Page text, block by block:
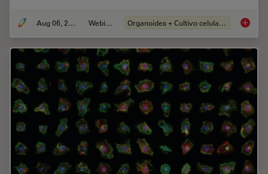
Aug 06, 2024 Webinar Organoides + Cultivo celular 3D How